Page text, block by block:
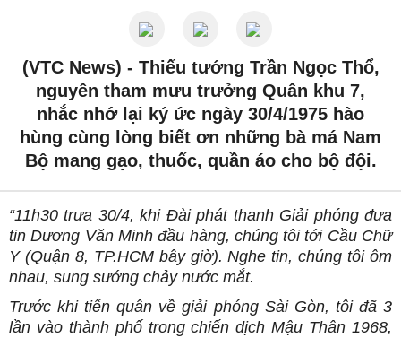
(VTC News) - Thiếu tướng Trần Ngọc Thổ,
nguyên tham mưu trưởng Quân khu 7,
nhắc nhớ lại ký ức ngày 30/4/1975 hào
hùng cùng lòng biết ơn những bà má Nam
Bộ mang gạo, thuốc, quần áo cho bộ đội.
“11h30 trưa 30/4, khi Đài phát thanh Giải phóng đưa
tin Dương Văn Minh đầu hàng, chúng tôi tới Cầu Chữ
Y (Quận 8, TP.HCM bây giờ). Nghe tin, chúng tôi ôm
nhau, sung sướng chảy nước mắt.
Trước khi tiến quân về giải phóng Sài Gòn, tôi đã 3
lần vào thành phố trong chiến dịch Mậu Thân 1968,